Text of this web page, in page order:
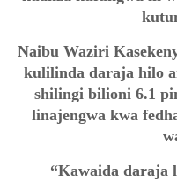
Naibu Waziri
kulilinda daraja hilo
shilingi bilioni 6.1
linajengwa kwa
“Kawaida daraja